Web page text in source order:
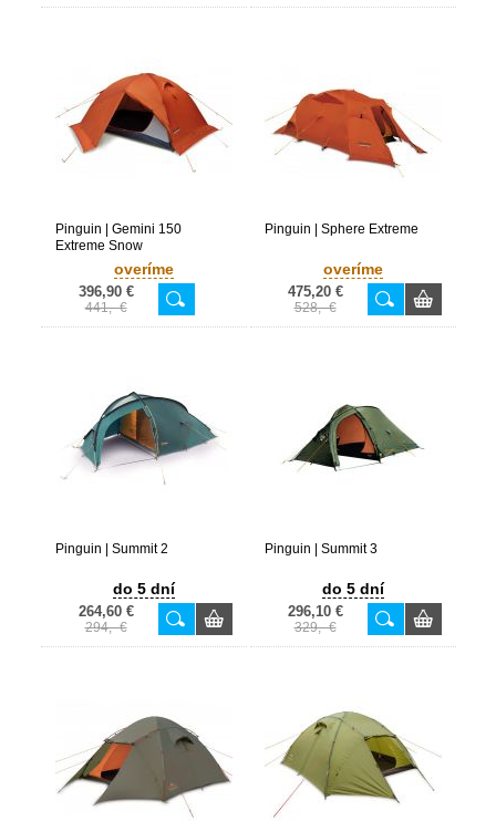
Pinguin | Gemini 150
Extreme Snow
overíme
396,90 €
441,- €
Pinguin | Sphere Extreme
overíme
475,20 €
528,- €
Pinguin | Summit 2
do 5 dní
264,60 €
294,- €
Pinguin | Summit 3
do 5 dní
296,10 €
329,- €